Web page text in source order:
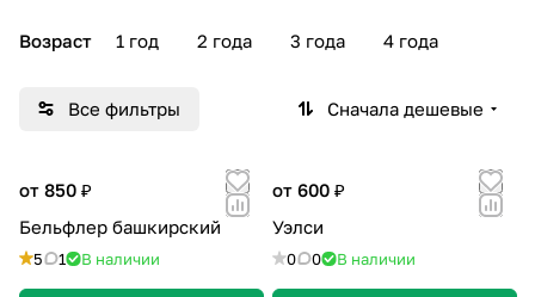
Возраст 1 год 2 года 3 года 4 года
Все фильтры Сначала дешевые
от 850 ₽
Бельфлер башкирский
5 1 В наличии
от 600 ₽
Уэлси
0 0 В наличии